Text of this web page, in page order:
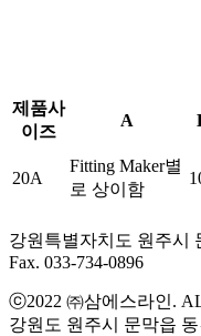
제품사
이즈
A
20A
Fitting Maker별
로 상이함
강원특별자치도 원주시
Fax. 033-734-0896
ⓒ2022 ㈜삼에스라인.
강원도 원주시 문막읍 동